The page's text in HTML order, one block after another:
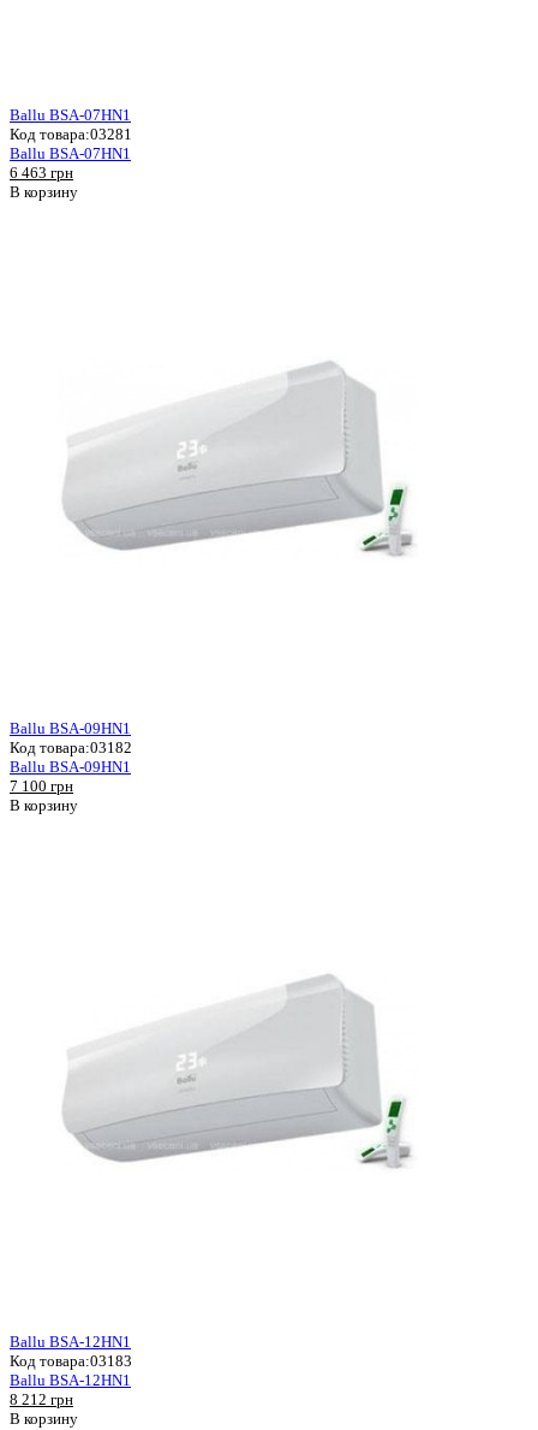
Ballu BSA-07HN1
Код товара:03281
Ballu BSA-07HN1
6 463 грн
В корзину
Ballu BSA-09HN1
Код товара:03182
Ballu BSA-09HN1
7 100 грн
В корзину
Ballu BSA-12HN1
Код товара:03183
Ballu BSA-12HN1
8 212 грн
В корзину